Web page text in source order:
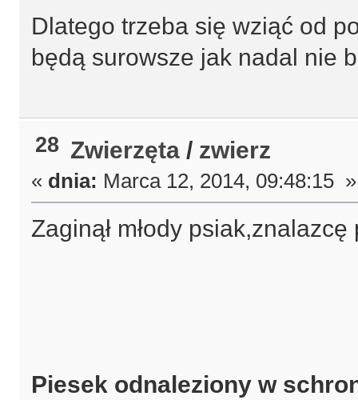
Dlatego trzeba się wziąć od
będą surowsze jak nadal nie
28 Zwierzęta / zwierz
« dnia: Marca 12, 2014, 09:48:15 »
Zaginął młody
Piesek odnaleziony w